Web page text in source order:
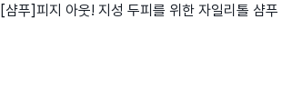
[샴푸]피지 아웃! 지성 두피를 위한 자일리톨 샴푸